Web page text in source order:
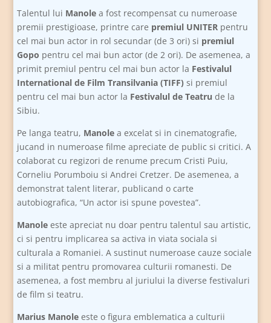
Talentul lui Manole a fost recompensat cu numeroase
premii prestigioase, printre care premiul UNITER pentru
cel mai bun actor in rol secundar (de 3 ori) si premiul
Gopo pentru cel mai bun actor (de 2 ori). De asemenea, a
primit premiul pentru cel mai bun actor la Festivalul
International de Film Transilvania (TIFF) si premiul
pentru cel mai bun actor la Festivalul de Teatru de la
Sibiu.
Pe langa teatru, Manole a excelat si in cinematografie,
jucand in numeroase filme apreciate de public si critici. A
colaborat cu regizori de renume precum Cristi Puiu,
Corneliu Porumboiu si Andrei Cretzer. De asemenea, a
demonstrat talent literar, publicand o carte
autobiografica, “Un actor isi spune povestea”.
Manole este apreciat nu doar pentru talentul sau artistic,
ci si pentru implicarea sa activa in viata sociala si
culturala a Romaniei. A sustinut numeroase cauze sociale
si a militat pentru promovarea culturii romanesti. De
asemenea, a fost membru al juriului la diverse festivaluri
de film si teatru.
Marius Manole este o figura emblematica a culturii